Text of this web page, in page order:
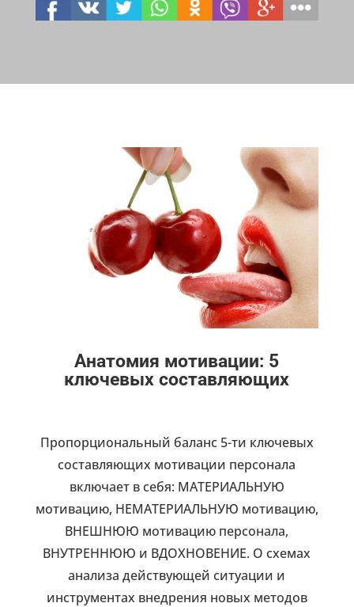
Анатомия мотивации: 5
ключевых составляющих
Пропорциональный баланс 5-ти ключевых
составляющих мотивации персонала
включает в себя: МАТЕРИАЛЬНУЮ
мотивацию, НЕМАТЕРИАЛЬНУЮ мотивацию,
ВНЕШНЮЮ мотивацию персонала,
ВНУТРЕННЮЮ и ВДОХНОВЕНИЕ. О схемах
анализа действующей ситуации и
инструментах внедрения новых методов